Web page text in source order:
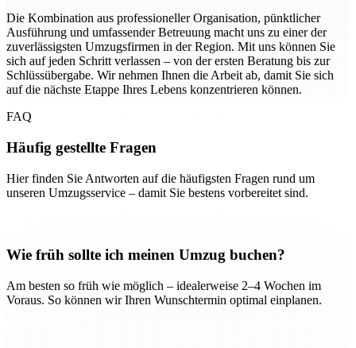
Die Kombination aus professioneller Organisation, pünktlicher
Ausführung und umfassender Betreuung macht uns zu einer der
zuverlässigsten Umzugsfirmen in der Region. Mit uns können Sie
sich auf jeden Schritt verlassen – von der ersten Beratung bis zur
Schlüssübergabe. Wir nehmen Ihnen die Arbeit ab, damit Sie sich
auf die nächste Etappe Ihres Lebens konzentrieren können.
FAQ
Häufig gestellte Fragen
Hier finden Sie Antworten auf die häufigsten Fragen rund um
unseren Umzugsservice – damit Sie bestens vorbereitet sind.
Wie früh sollte ich meinen Umzug buchen?
Am besten so früh wie möglich – idealerweise 2–4 Wochen im
Voraus. So können wir Ihren Wunschtermin optimal einplanen.